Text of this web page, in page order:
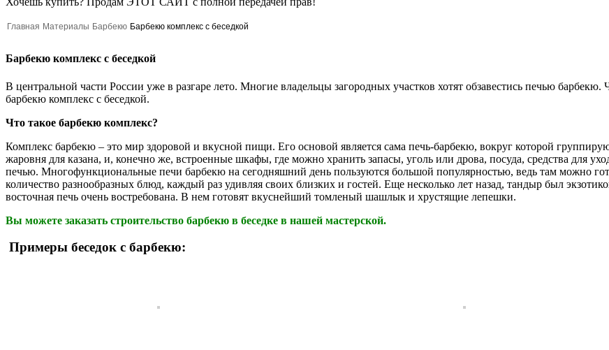
Главная Материалы Барбекю Барбекю комплекс с беседкой
Барбекю комплекс с беседкой
В центральной части России уже в разгаре лето. Многие владельцы загородных участков хотят обзавестись печью
барбекю комплекс с беседкой.
Что такое барбекю комплекс?
Комплекс барбекю – это мир здоровой и вкусной пищи. Его основой является сама печь-барбекю, вокруг которой
жаровня для казана, и, конечно же, встроенные шкафы, где можно хранить запасы, уголь или дрова, посуда, средства для
печью. Многофункциональные печи барбекю на сегодняшний день пользуются большой популярностью, ведь там можно
количество разнообразных блюд, каждый раз удивляя своих близких и гостей. Еще несколько лет назад, тандыр был
восточная печь очень востребована. В нем готовят вкуснейший томленый шашлык и хрустящие лепешки.
Вы можете заказать строительство барбекю в беседке в нашей мастерской.
Примеры беседок с барбекю: